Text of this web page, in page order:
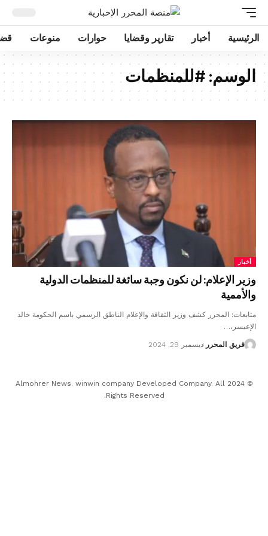
الرئيسية أخبار تقارير وقضايا حوارات منوعات
الوسم: #للمنظمات
أخبار
وزير الإعلام: لن نكون وجبة سائغة للمنظمات الدولية
والأممية
متابعات: المحرر كشف وزير الثقافة والإعلام الناطق الرسمي باسم الحكومة خالد
الإعيسر،…
فريق المحرر ديسمبر 29, 2024
© 2024 Almohrer News. winwin company Developed Company. All
Rights Reserved.